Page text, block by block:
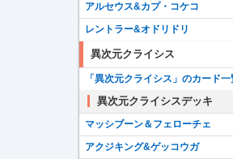
アルセウス&カプ・コケコ
レントラー&オドリドリ
異次元クライシス
「異次元クライシス」のカード一
異次元クライシスデッキ
マッシブーン＆フェローチェ
アクジキング&ゲッコウガ